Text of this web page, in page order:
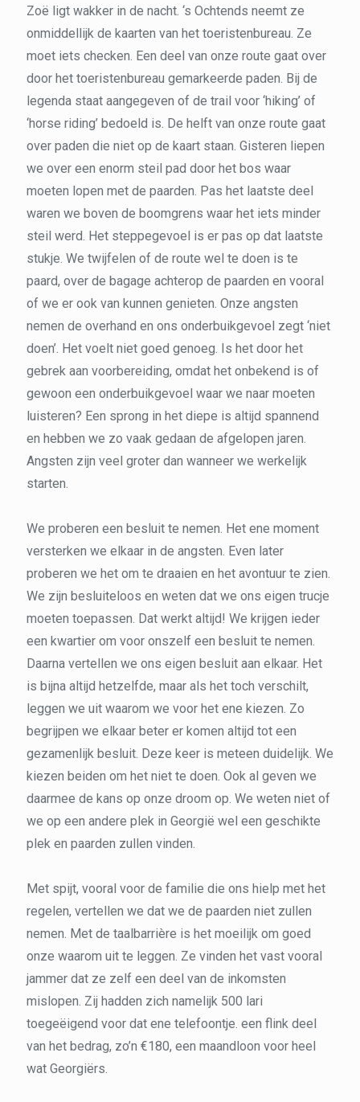
Zoë ligt wakker in de nacht. ‘s Ochtends neemt ze
onmiddellijk de kaarten van het toeristenbureau. Ze
moet iets checken. Een deel van onze route gaat over
door het toeristenbureau gemarkeerde paden. Bij de
legenda staat aangegeven of de trail voor ‘hiking’ of
‘horse riding’ bedoeld is. De helft van onze route gaat
over paden die niet op de kaart staan. Gisteren liepen
we over een enorm steil pad door het bos waar
moeten lopen met de paarden. Pas het laatste deel
waren we boven de boomgrens waar het iets minder
steil werd. Het steppegevoel is er pas op dat laatste
stukje. We twijfelen of de route wel te doen is te
paard, over de bagage achterop de paarden en vooral
of we er ook van kunnen genieten. Onze angsten
nemen de overhand en ons onderbuikgevoel zegt ‘niet
doen’. Het voelt niet goed genoeg. Is het door het
gebrek aan voorbereiding, omdat het onbekend is of
gewoon een onderbuikgevoel waar we naar moeten
luisteren? Een sprong in het diepe is altijd spannend
en hebben we zo vaak gedaan de afgelopen jaren.
Angsten zijn veel groter dan wanneer we werkelijk
starten.
We proberen een besluit te nemen. Het ene moment
versterken we elkaar in de angsten. Even later
proberen we het om te draaien en het avontuur te zien.
We zijn besluiteloos en weten dat we ons eigen trucje
moeten toepassen. Dat werkt altijd! We krijgen ieder
een kwartier om voor onszelf een besluit te nemen.
Daarna vertellen we ons eigen besluit aan elkaar. Het
is bijna altijd hetzelfde, maar als het toch verschilt,
leggen we uit waarom we voor het ene kiezen. Zo
begrijpen we elkaar beter er komen altijd tot een
gezamenlijk besluit. Deze keer is meteen duidelijk. We
kiezen beiden om het niet te doen. Ook al geven we
daarmee de kans op onze droom op. We weten niet of
we op een andere plek in Georgië wel een geschikte
plek en paarden zullen vinden.
Met spijt, vooral voor de familie die ons hielp met het
regelen, vertellen we dat we de paarden niet zullen
nemen. Met de taalbarrière is het moeilijk om goed
onze waarom uit te leggen. Ze vinden het vast vooral
jammer dat ze zelf een deel van de inkomsten
mislopen. Zij hadden zich namelijk 500 lari
toegeëigend voor dat ene telefoontje. een flink deel
van het bedrag, zo’n €180, een maandloon voor heel
wat Georgiërs.